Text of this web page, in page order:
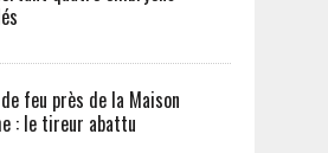
feu près de la Maison
: le tireur abattu